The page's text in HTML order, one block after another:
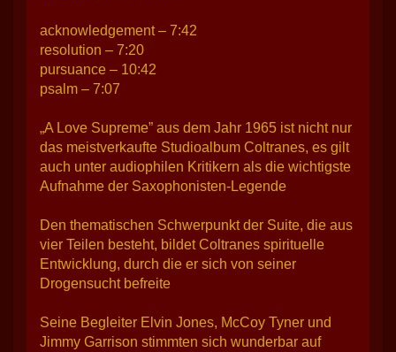
acknowledgement – 7:42
resolution – 7:20
pursuance – 10:42
psalm – 7:07
„A Love Supreme” aus dem Jahr 1965 ist nicht nur
das meistverkaufte Studioalbum Coltranes, es gilt
auch unter audiophilen Kritikern als die wichtigste
Aufnahme der Saxophonisten-Legende
Den thematischen Schwerpunkt der Suite, die aus
vier Teilen besteht, bildet Coltranes spirituelle
Entwicklung, durch die er sich von seiner
Drogensucht befreite
Seine Begleiter Elvin Jones, McCoy Tyner und
Jimmy Garrison stimmten sich wunderbar auf